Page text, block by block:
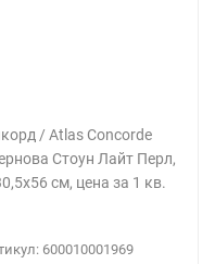
/ Atlas Concorde
Стоун Лайт Перл,
см, цена за 1 кв.
600010001969